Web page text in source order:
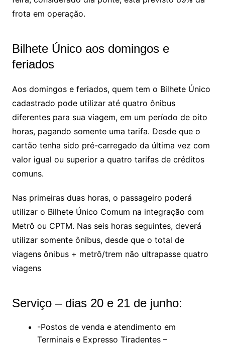
frota em operação.
Bilhete Único aos domingos e
feriados
Aos domingos e feriados, quem tem o Bilhete Único
cadastrado pode utilizar até quatro ônibus
diferentes para sua viagem, em um período de oito
horas, pagando somente uma tarifa. Desde que o
cartão tenha sido pré-carregado da última vez com
valor igual ou superior a quatro tarifas de créditos
comuns.
Nas primeiras duas horas, o passageiro poderá
utilizar o Bilhete Único Comum na integração com
Metrô ou CPTM. Nas seis horas seguintes, deverá
utilizar somente ônibus, desde que o total de
viagens ônibus + metrô/trem não ultrapasse quatro
viagens
Serviço – dias 20 e 21 de junho:
-Postos de venda e atendimento em
Terminais e Expresso Tiradentes –